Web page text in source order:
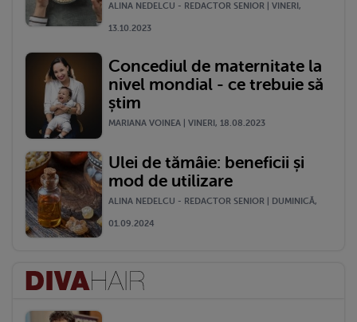
ALINA NEDELCU - REDACTOR SENIOR | VINERI,
13.10.2023
Concediul de maternitate la
nivel mondial - ce trebuie să
știm
MARIANA VOINEA | VINERI, 18.08.2023
Ulei de tămâie: beneficii și
mod de utilizare
ALINA NEDELCU - REDACTOR SENIOR | DUMINICĂ,
01.09.2024